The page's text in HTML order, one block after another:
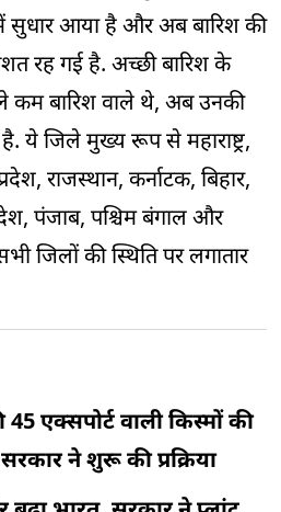
सुधार आया है और अब बारिश की
रह गई है. अच्छी बारिश के
बारिश वाले थे, अब उनकी
ये जिले मुख्य रूप से महाराष्ट्र,
राजस्थान, कर्नाटक, बिहार,
पंजाब, पश्चिम बंगाल और
जिलों की स्थिति पर लगातार
एक्सपोर्ट वाली किस्मों की
सरकार ने शुरू की प्रक्रिया